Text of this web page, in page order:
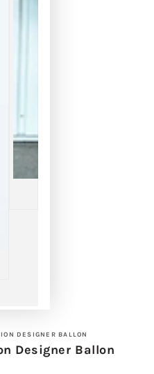
DESIGNER BALLON
Designer Ballon